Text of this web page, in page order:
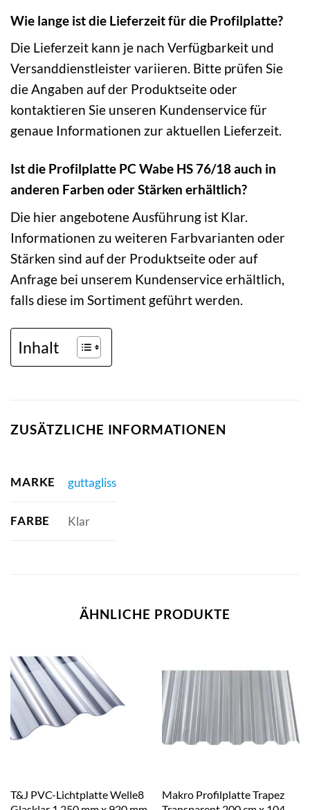
Wie lange ist die Lieferzeit für die Profilplatte?
Die Lieferzeit kann je nach Verfügbarkeit und
Versanddienstleister variieren. Bitte prüfen Sie
die Angaben auf der Produktseite oder
kontaktieren Sie unseren Kundenservice für
genaue Informationen zur aktuellen Lieferzeit.
Ist die Profilplatte PC Wabe HS 76/18 auch in
anderen Farben oder Stärken erhältlich?
Die hier angebotene Ausführung ist Klar.
Informationen zu weiteren Farbvarianten oder
Stärken sind auf der Produktseite oder auf
Anfrage bei unserem Kundenservice erhältlich,
falls diese im Sortiment geführt werden.
Inhalt
ZUSÄTZLICHE INFORMATIONEN
MARKE guttagliss
FARBE Klar
ÄHNLICHE PRODUKTE
T&J PVC-Lichtplatte Welle8
Makro Profilplatte Trapez